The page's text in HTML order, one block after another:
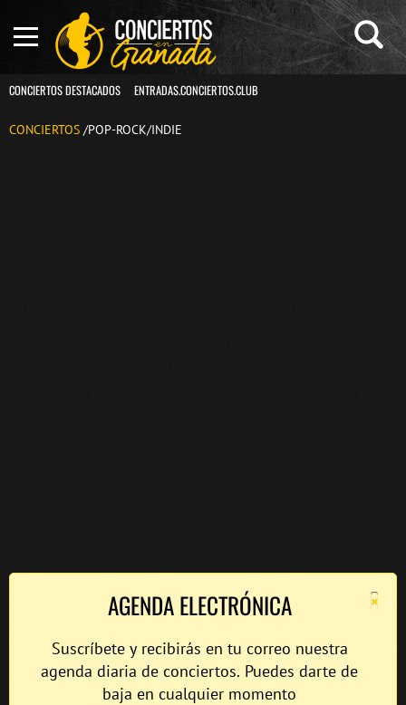
CONCIERTOS DESTACADOS ENTRADAS.CONCIERTOS.CLUB
CONCIERTOS /POP-ROCK/INDIE
×
AGENDA ELECTRÓNICA
Suscríbete y recibirás en tu correo nuestra
agenda diaria de conciertos. Puedes darte de
baja en cualquier momento